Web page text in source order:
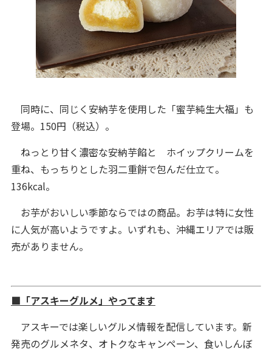
同時に、同じく安納芋を使用した「蜜芋純生大福」も
登場。150円（税込）。
ねっとり甘く濃密な安納芋餡と ホイップクリームを
重ね、もっちりとした羽二重餅で包んだ仕立て。
136kcal。
お芋がおいしい季節ならではの商品。お芋は特に女性
に人気が高いようですよ。いずれも、沖縄エリアでは販
売がありません。
■「アスキーグルメ」やってます
アスキーでは楽しいグルメ情報を配信しています。新
発売のグルメネタ、オトクなキャンペーン、食いしんぼ